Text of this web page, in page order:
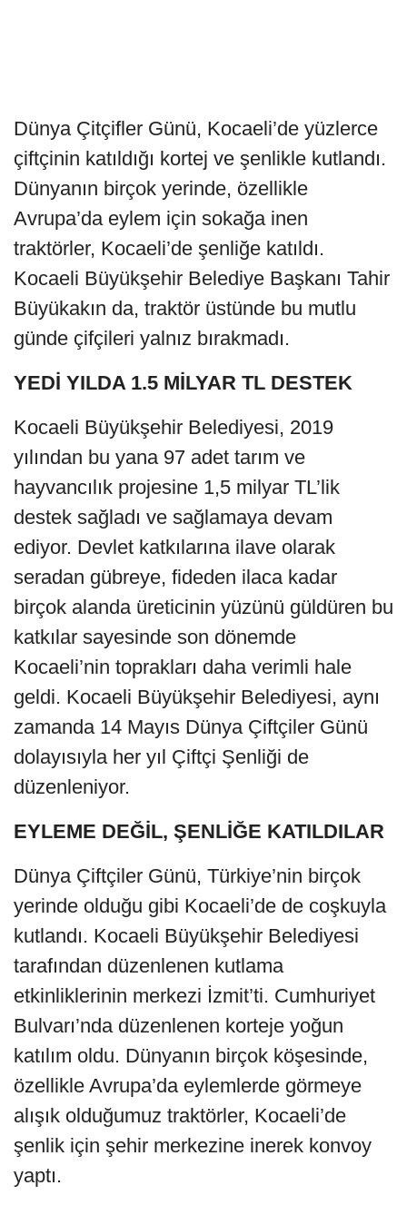
Dünya Çitçifler Günü, Kocaeli’de yüzlerce
çiftçinin katıldığı kortej ve şenlikle kutlandı.
Dünyanın birçok yerinde, özellikle
Avrupa’da eylem için sokağa inen
traktörler, Kocaeli’de şenliğe katıldı.
Kocaeli Büyükşehir Belediye Başkanı Tahir
Büyükakın da, traktör üstünde bu mutlu
günde çifçileri yalnız bırakmadı.
YEDİ YILDA 1.5 MİLYAR TL DESTEK
Kocaeli Büyükşehir Belediyesi, 2019
yılından bu yana 97 adet tarım ve
hayvancılık projesine 1,5 milyar TL’lik
destek sağladı ve sağlamaya devam
ediyor. Devlet katkılarına ilave olarak
seradan gübreye, fideden ilaca kadar
birçok alanda üreticinin yüzünü güldüren bu
katkılar sayesinde son dönemde
Kocaeli’nin toprakları daha verimli hale
geldi. Kocaeli Büyükşehir Belediyesi, aynı
zamanda 14 Mayıs Dünya Çiftçiler Günü
dolayısıyla her yıl Çiftçi Şenliği de
düzenleniyor.
EYLEME DEĞİL, ŞENLİĞE KATILDILAR
Dünya Çiftçiler Günü, Türkiye’nin birçok
yerinde olduğu gibi Kocaeli’de de coşkuyla
kutlandı. Kocaeli Büyükşehir Belediyesi
tarafından düzenlenen kutlama
etkinliklerinin merkezi İzmit’ti. Cumhuriyet
Bulvarı’nda düzenlenen korteje yoğun
katılım oldu. Dünyanın birçok köşesinde,
özellikle Avrupa’da eylemlerde görmeye
alışık olduğumuz traktörler, Kocaeli’de
şenlik için şehir merkezine inerek konvoy
yaptı.